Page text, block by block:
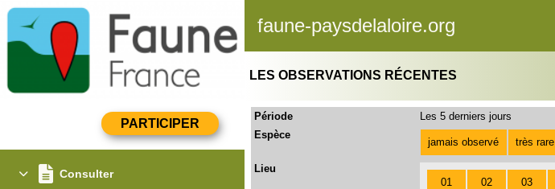
faune-paysdelaloire.org
Consulter
LES OBSERVATIONS RÉCENTES
Période
Les 5 derniers jours
Espèce
jamais observé très rare
Lieu
01
02 03